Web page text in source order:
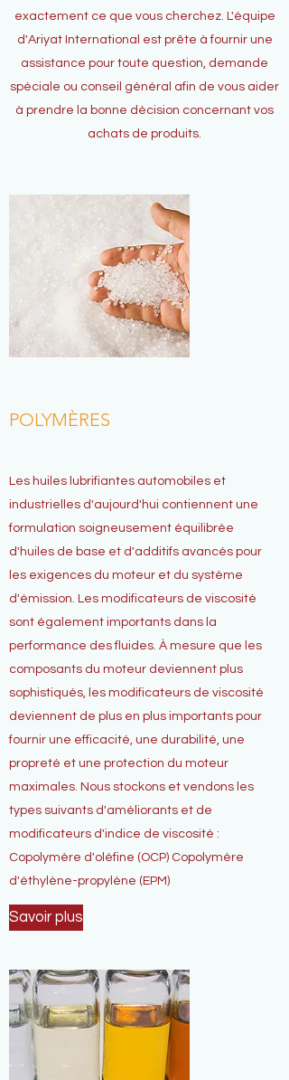
exactement ce que vous cherchez. L'équipe
d'Ariyat International est prête à fournir une
assistance pour toute question, demande
spéciale ou conseil général afin de vous aider
à prendre la bonne décision concernant vos
achats de produits.
POLYMÈRES
Les huiles lubrifiantes automobiles et
industrielles d'aujourd'hui contiennent une
formulation soigneusement équilibrée
d'huiles de base et d'additifs avancés pour
les exigences du moteur et du système
d'émission. Les modificateurs de viscosité
sont également importants dans la
performance des fluides. À mesure que les
composants du moteur deviennent plus
sophistiqués, les modificateurs de viscosité
deviennent de plus en plus importants pour
fournir une efficacité, une durabilité, une
propreté et une protection du moteur
maximales. Nous stockons et vendons les
types suivants d'améliorants et de
modificateurs d'indice de viscosité :
Copolymère d'oléfine (OCP) Copolymère
d'éthylène-propylène (EPM)
Savoir plus